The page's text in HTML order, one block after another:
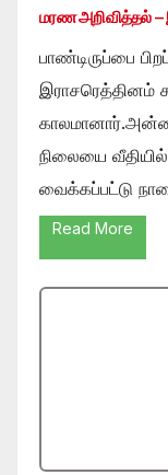
மரண அறிவித்தல் –
பாண்டிருப்பை
இராசரெத்தினம்
நிலையை
வைக்கப்பட்டு
Read More